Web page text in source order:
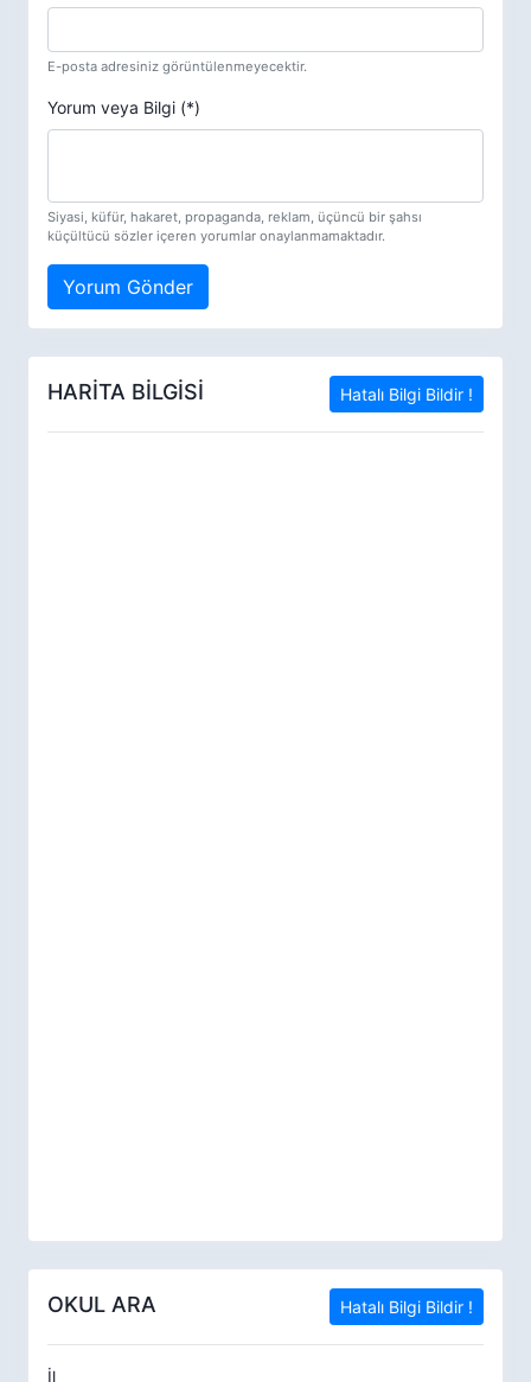
E-posta adresiniz görüntülenmeyecektir.
Yorum veya Bilgi (*)
Siyasi, küfür, hakaret, propaganda, reklam, üçüncü bir şahsı
küçültücü sözler içeren yorumlar onaylanmamaktadır.
Yorum Gönder
HARİTA BİLGİSİ Hatalı Bilgi Bildir !
OKUL ARA Hatalı Bilgi Bildir !
İl